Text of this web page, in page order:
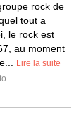
rock de
tout a
le rock est
au moment
Lire la suite